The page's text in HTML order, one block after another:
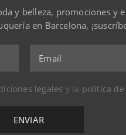
y belleza, promociones y
en Barcelona,
legales y la política